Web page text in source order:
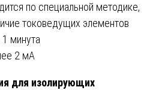
по специальной методике,
токоведущих элементов
минута
2 мА
для изолирующих